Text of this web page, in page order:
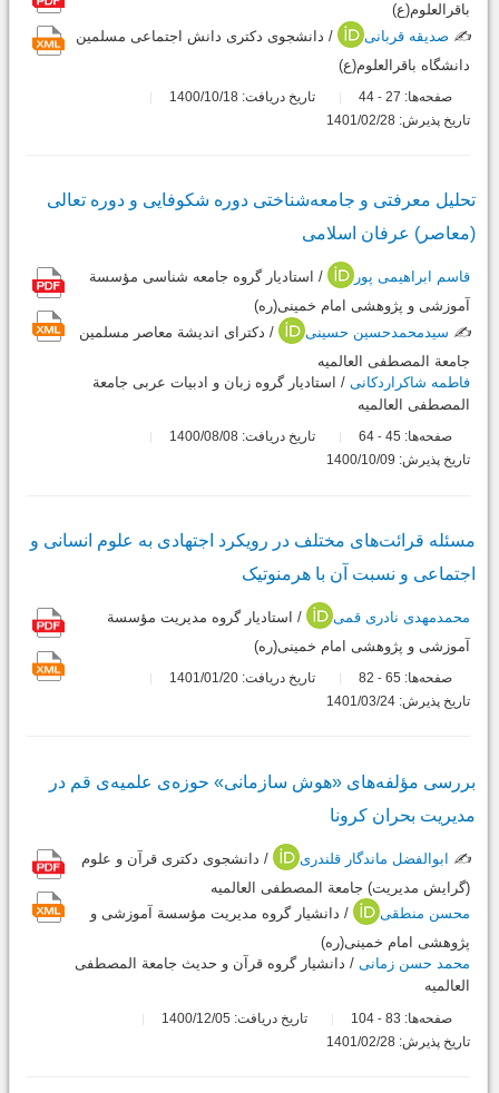
باقرالعلوم(ع)
✍️ صدیقه قربانی
/ دانشجوی دکتری دانش اجتماعی مسلمین
دانشگاه باقرالعلوم(ع)
صفحه‌ها: 27
-
تاریخ دریافت: 1400/10/18
تاریخ پذیرش: 1401/02/28
تحلیل معرفتی و جامعه‌شناختی دوره شکوفایی و دوره تعالی
(معاصر) عرفان اسلامی
قاسم ابراهیمی پور
/ استادیار گروه جامعه شناسی مؤسسة
آموزشی و پژوهشی امام خمینی(ره)
✍️ سیدمحمدحسین حسینی
/ دکترای اندیشة معاصر مسلمین
جامعة المصطفی العالمیه
فاطمه شاکراردکانی / استادیار گروه زبان و ادبیات عربی جامعة
المصطفی العالمیه
صفحه‌ها: 45
-
تاریخ دریافت: 1400/08/08
تاریخ پذیرش: 1400/10/09
مسئله قرائت‌های مختلف در رویکرد اجتهادی به علوم انسانی و
اجتماعی و نسبت آن با هرمنوتیک
محمدمهدی نادری قمی
/ استادیار گروه مدیریت مؤسسة
آموزشی و پژوهشی امام خمینی(ره)
صفحه‌ها: 65
-
تاریخ دریافت: 1401/01/20
تاریخ پذیرش: 1401/03/24
بررسی مؤلفه‌های «هوش سازمانی» حوزه‌ی علمیه‌ی قم در
مدیریت بحران کرونا
✍️ ابوالفضل ماندگار قلندری
/ دانشجوی دکتری قرآن و علوم
(گرایش مدیریت) جامعة المصطفی العالمیه
محسن منطقی
/ دانشیار گروه مدیریت مؤسسة آموزشی و
پژوهشی امام خمینی(ره)
محمد حسن زمانی / دانشیار گروه قرآن و حدیث جامعة المصطفی
العالمیه
صفحه‌ها: 83
-
تاریخ دریافت: 1400/12/05
تاریخ پذیرش: 1401/02/28